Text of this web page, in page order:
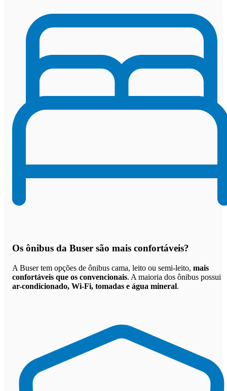
Os ônibus da Buser são mais confortáveis?
A Buser tem opções de ônibus cama, leito ou semi-leito, mais
confortáveis que os convencionais. A maioria dos ônibus possui
ar-condicionado, Wi-Fi, tomadas e água mineral.